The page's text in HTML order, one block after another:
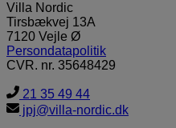
Villa Nordic
Tirsbækvej 13A
7120 Vejle Ø
Persondatapolitik
CVR. nr. 35648429
21 35 49 44
jpj@villa-nordic.dk